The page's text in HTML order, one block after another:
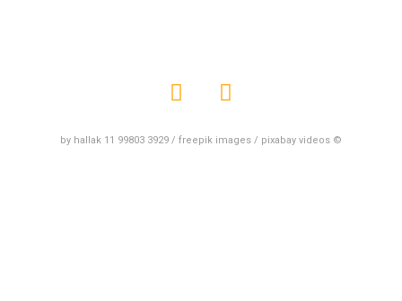
by hallak 11 99803 3929 / freepik images / pixabay videos ©